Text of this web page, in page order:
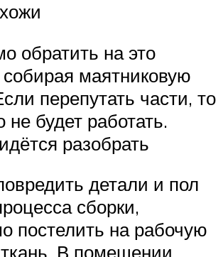
обратить на это
маятниковую
перепутать части, то
не будет работать.
разобрать
детали и пол
сборки,
постелить на рабочую
В помещении